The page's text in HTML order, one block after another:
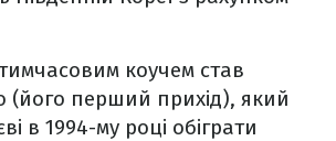
коучем став
перший прихід), який
в 1994-му році обіграти